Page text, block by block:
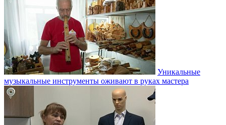
Уникальные
музыкальные инструменты оживают в руках мастера